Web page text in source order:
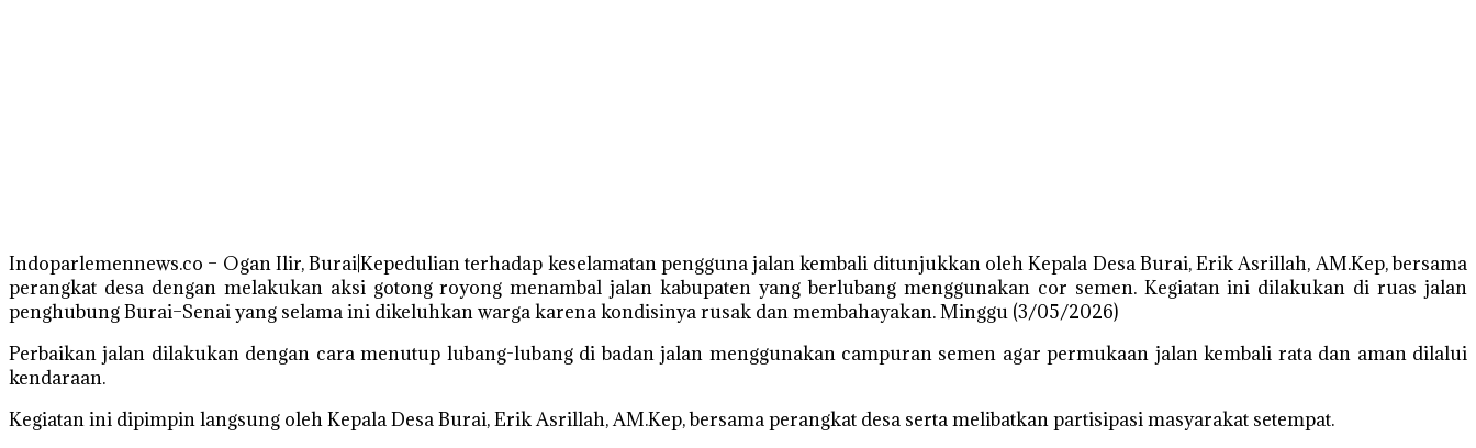
Indoparlemennews.co – Ogan Ilir, Burai|Kepedulian terhadap keselamatan pengguna jalan kembali ditunjukkan oleh Kepala Desa Burai, Erik Asrillah, AM.Kep, bersama
perangkat desa dengan melakukan aksi gotong royong menambal jalan kabupaten yang berlubang menggunakan cor semen. Kegiatan ini dilakukan di ruas jalan
penghubung Burai–Senai yang selama ini dikeluhkan warga karena kondisinya rusak dan membahayakan. Minggu (3/05/2026)
Perbaikan jalan dilakukan dengan cara menutup lubang-lubang di badan jalan menggunakan campuran semen agar permukaan jalan kembali rata dan aman dilalui
kendaraan.
Kegiatan ini dipimpin langsung oleh Kepala Desa Burai, Erik Asrillah, AM.Kep, bersama perangkat desa serta melibatkan partisipasi masyarakat setempat.